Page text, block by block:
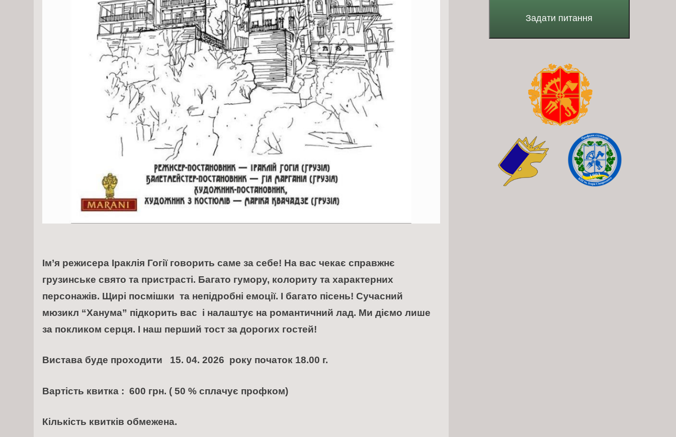
Ім’я режисера Іраклія Гогії говорить саме за себе! На вас чекає справжнє
грузинське свято та пристрасті. Багато гумору, колориту та характерних
персонажів. Щирі посмішки та непідробні емоції. І багато пісень! Сучасний
мюзикл “Ханума” підкорить вас і налаштує на романтичний лад. Ми діємо лише
за покликом серця. І наш перший тост за дорогих гостей!
Вистава буде проходити 15. 04. 2026 року початок 18.00 г.
Вартість квитка : 600 грн. ( 50 % сплачує профком)
Кількість квитків обмежена.
Задати питання